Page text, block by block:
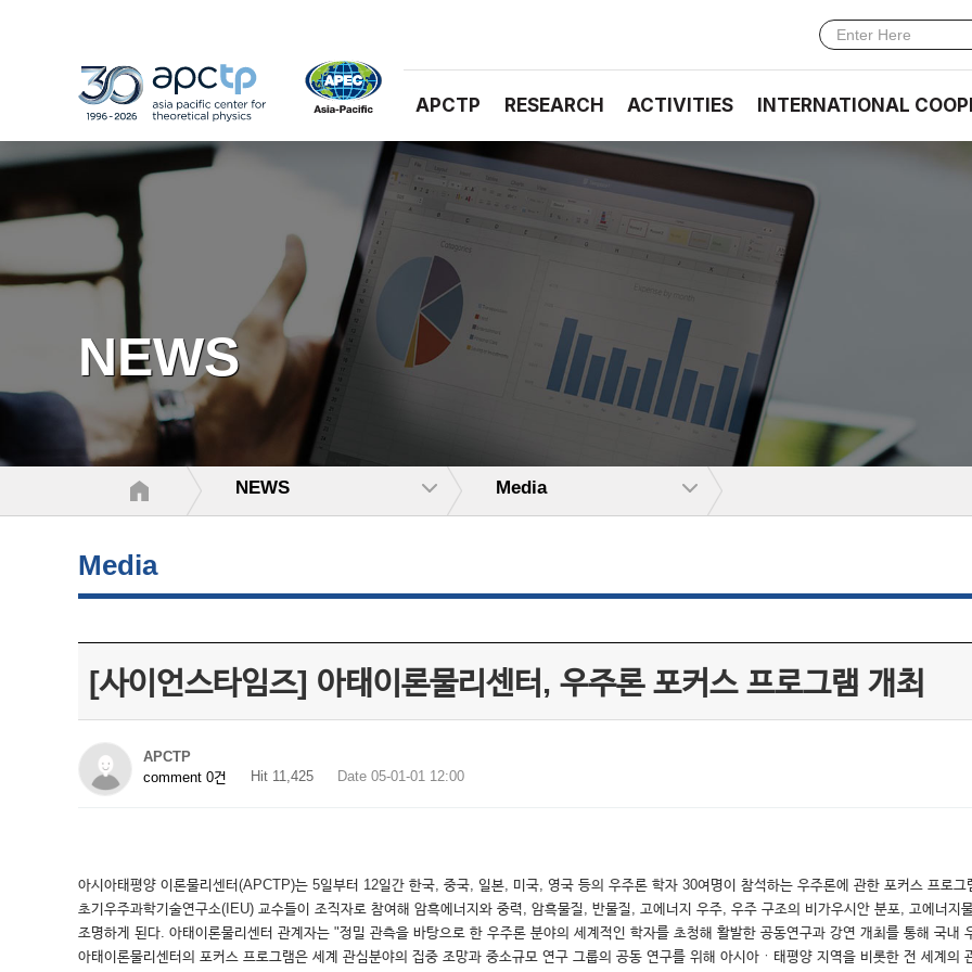
APCTP RESEARCH ACTIVITIES INTERNATIONAL
NEWS
NEWS Media
Media
[사이언스타임즈] 아태이론물리센터, 우주론 포커스 프로그램 개최
APCTP
comment 0건
Hit 11,425 Date 05-01-01 12:00
아시아태평양 이론물리센터(APCTP)는 5일부터 12일간 한국, 중국, 일본, 미국, 영국 등의 우주론 학자 30여명이 참석하는 우주론에 관한 포커스 프로
초기우주과학기술연구소(IEU) 교수들이 조직자로 참여해 암흑에너지와 중력, 암흑물질, 반물질, 고에너지 우주, 우주 구조의 비가우시안 분포, 고에너지
조명하게 된다. 아태이론물리센터 관계자는 "정밀 관측을 바탕으로 한 우주론 분야의 세계적인 학자를 초청해 활발한 공동연구과 강연 개최를 통해 국내
아태이론물리센터의 포커스 프로그램은 세계 관심분야의 집중 조망과 중소규모 연구 그룹의 공동 연구를 위해 아시아ㆍ태평양 지역을 비롯한 전 세계의